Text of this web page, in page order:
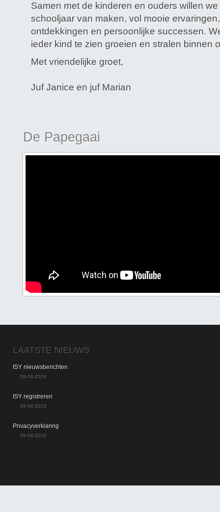
Samen met de kinderen en ouders willen
schooljaar van maken, vol mooie
ontdekkingen en persoonlijke successen.
ieder kind te zien groeien en stralen binnen
Met vriendelijke groet,
Juf Janice en juf Marian
De Papegaai
LAATSTE NIEUWS
ISY nieuwsberichten
09-08-2026
ISY registreren
09-08-2026
Privacyverklaring
09-08-2026